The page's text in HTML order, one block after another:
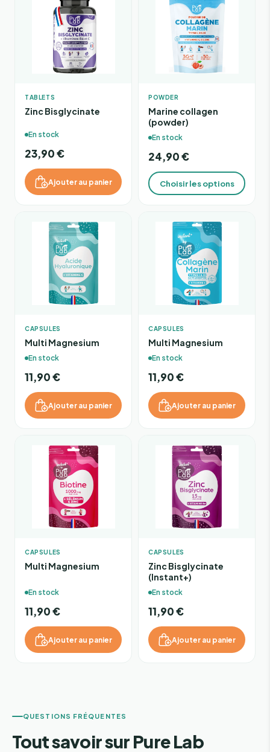
TABLETS
Zinc Bisglycinate
En stock
23,90 €
Ajouter au panier
POWDER
Marine collagen
(powder)
En stock
24,90 €
Choisir les options
CAPSULES
Multi Magnesium
En stock
11,90 €
Ajouter au panier
CAPSULES
Multi Magnesium
En stock
11,90 €
Ajouter au panier
CAPSULES
Multi Magnesium
En stock
11,90 €
Ajouter au panier
CAPSULES
Zinc Bisglycinate
(Instant+)
En stock
11,90 €
Ajouter au panier
QUESTIONS FRÉQUENTES
Tout savoir sur Pure Lab